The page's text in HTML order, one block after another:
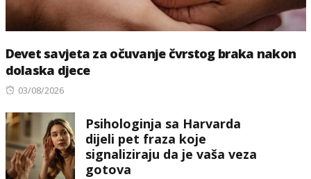
Devet savjeta za očuvanje čvrstog braka nakon
dolaska djece
Posted
03/08/2026
Psihologinja sa Harvarda
dijeli pet fraza koje
signaliziraju da je vaša veza
gotova